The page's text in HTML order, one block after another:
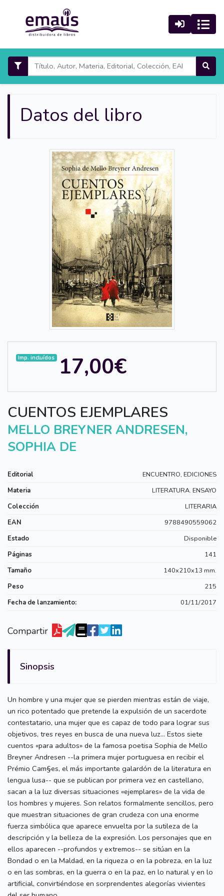
Datos del libro
CUENTOS EJEMPLARES
MELLO BREYNER ANDRESEN,
SOPHIA DE
Editorial
ENCUENTRO, EDICIONES
Materia
LITERATURA. ENSAYO
Colección
LITERARIA
EAN
9788490559062
Estado
Disponible
Páginas
141
Tamaño
140x210x13 mm.
Peso
215
Fecha de lanzamiento:
01/11/2017
Compartir
Imp. incluídos 17,00€
Sinopsis
Un hombre y una mujer que se pierden mientras están de viaje,
un rico potentado que pretende la expulsión de un sacerdote
contestatario, una mujer que es capaz de todo para lograr sus
objetivos, tres reyes en busca de una nueva luz... Estos siete
cuentos «para adultos» de la famosa poetisa Sophia de Mello
Breyner Andresen --la primera mujer portuguesa en recibir el
Prémio Cam§es, el más importante galardón de la literatura en
lengua lusa-- que se publican por primera vez en castellano,
sacan a la luz diversas situaciones «ejemplares» de la vida de
los hombres y mujeres. Son relatos formalmente sencillos, pero
que muestran situaciones de gran crudeza con una enorme
fuerza simbólica que aparece envuelta por la sutileza de la
descripción y la belleza de la expresión. Los personajes que en
ellos aparecen --profundos y extremos-- se sitúan en la
Bondad o en la Maldad, en la riqueza o en la pobreza, en la luz
o en las sombras, en la guerra o en la paz, en lo natural y en lo
artificial, convirtiéndose en sorprendentes alegorías vivientes